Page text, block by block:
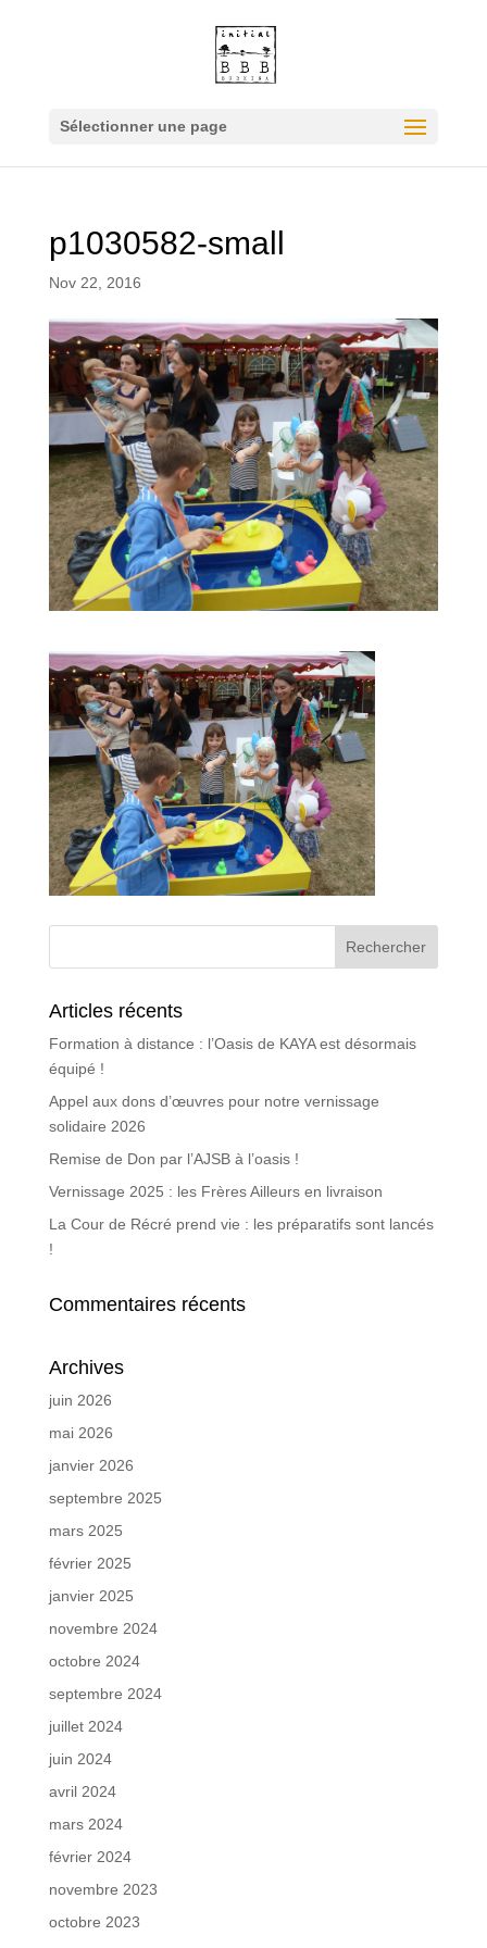
Sélectionner une page
p1030582-small
Nov 22, 2016
Articles récents
Formation à distance : l’Oasis de KAYA est désormais
équipé !
Appel aux dons d’œuvres pour notre vernissage
solidaire 2026
Remise de Don par l’AJSB à l’oasis !
Vernissage 2025 : les Frères Ailleurs en livraison
La Cour de Récré prend vie : les préparatifs sont lancés
!
Commentaires récents
Archives
juin 2026
mai 2026
janvier 2026
septembre 2025
mars 2025
février 2025
janvier 2025
novembre 2024
octobre 2024
septembre 2024
juillet 2024
juin 2024
avril 2024
mars 2024
février 2024
novembre 2023
octobre 2023